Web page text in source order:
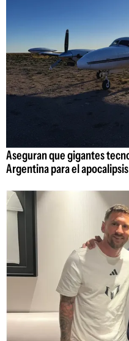
Aseguran que gigantes
Argentina para el apocalipsis